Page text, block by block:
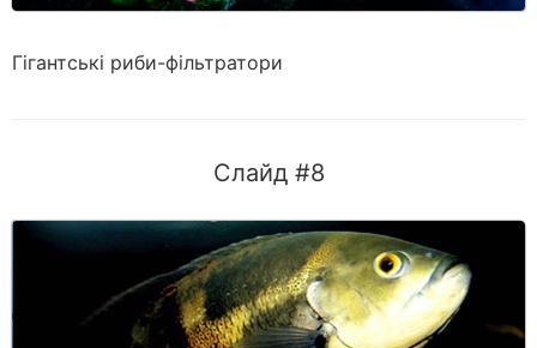
Гігантські риби-фільтратори
Слайд #8